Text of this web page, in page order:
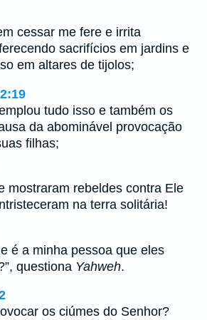
cessar me fere e irrita
sacrifícios em jardins e
em altares de tijolos;
tudo isso e também os
da abominável provocação
filhas;
mostraram rebeldes contra Ele
na terra solitária!
é a minha pessoa que eles
questiona Yahweh.
os ciúmes do Senhor?